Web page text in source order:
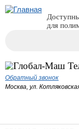
для
Обратный звонок
Москва, ул.